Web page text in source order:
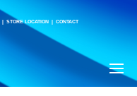
|STORE LOCATION
|STORE LOCATION |CONTACT